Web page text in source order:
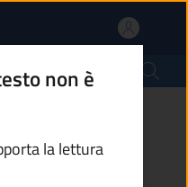
scheda).
non è
la lettura